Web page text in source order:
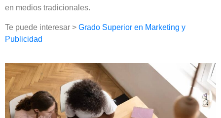
en medios tradicionales.
Te puede interesar > Grado Superior en Marketing y
Publicidad